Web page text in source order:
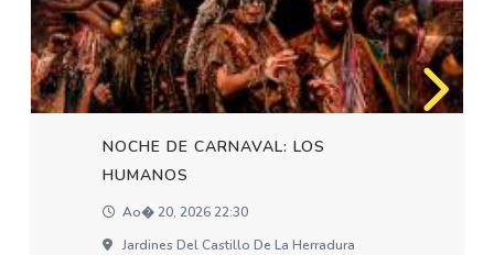
NOCHE DE CARNAVAL: LOS
HUMANOS
Ao� 20, 2026 22:30
Jardines Del Castillo De La Herradura